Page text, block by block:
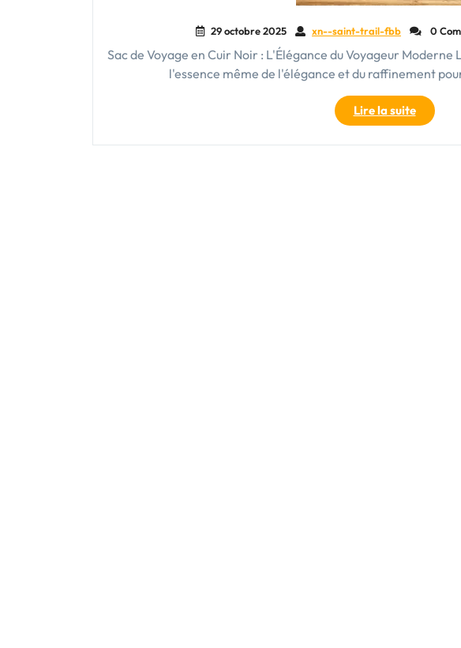
29 octobre 2025 xn--saint-trail-fbb 0
Sac de Voyage en Cuir Noir : L'Élégance du Voyageur
l'essence même de l'élégance et du raffinement
Lire la suite
: